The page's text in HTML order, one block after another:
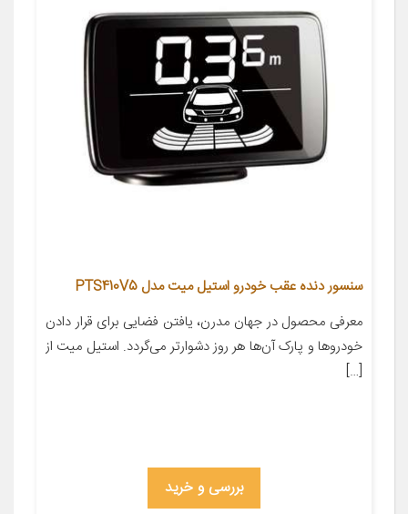
سنسور دنده عقب خودرو استیل میت مدل PTS410V5
معرفی محصول در جهان مدرن، یافتن فضایی برای قرار دادن
خودروها و پارک آن‌ها هر روز دشوارتر می‌گردد. استیل میت از
[…]
بررسی و خرید